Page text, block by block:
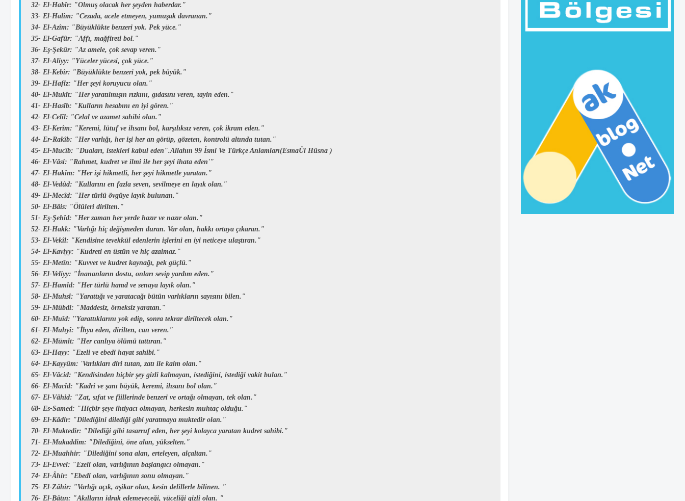
32- El-Habîr: "Olmuş olacak her şeyden haberdar."
33- El-Halîm: "Cezada, acele etmeyen, yumuşak davranan."
34- El-Azîm: "Büyüklükte benzeri yok. Pek yüce."
35- El-Gafûr: "Affı, mağfireti bol."
36- Eş-Şekûr: "Az amele, çok sevap veren."
37- El-Aliyy: "Yüceler yücesi, çok yüce."
38- El-Kebîr: "Büyüklükte benzeri yok, pek büyük."
39- El-Hafîz: "Her şeyi koruyucu olan."
40- El-Mukît: "Her yaratılmışın rızkını, gıdasını veren, tayin eden."
41- El-Hasîb: "Kulların hesabını en iyi gören."
42- El-Celîl: "Celal ve azamet sahibi olan."
43- El-Kerîm: "Keremi, lütuf ve ihsanı bol, karşılıksız veren, çok ikram eden."
44- Er-Rakîb: "Her varlığı, her işi her an görüp, gözeten, kontrolü altında tutan."
45- El-Mucîb: "Duaları, istekleri kabul eden".Allahın 99 İsmi Ve Türkçe Anlamları(EsmaÜl Hüsna )
46- El-Vâsi: "Rahmet, kudret ve ilmi ile her şeyi ihata eden'"
47- El-Hakîm: "Her işi hikmetli, her şeyi hikmetle yaratan."
48- El-Vedûd: "Kullarını en fazla seven, sevilmeye en layık olan."
49- El-Mecîd: "Her türlü övgüye layık bulunan."
50- El-Bâis: "Ölüleri dirilten."
51- Eş-Şehîd: "Her zaman her yerde hazır ve nazır olan."
52- El-Hakk: "Varlığı hiç değişmeden duran. Var olan, hakkı ortaya çıkaran."
53- El-Vekîl: "Kendisine tevekkül edenlerin işlerini en iyi neticeye ulaştıran."
54- El-Kaviyy: "Kudreti en üstün ve hiç azalmaz."
55- El-Metîn: "Kuvvet ve kudret kaynağı, pek güçlü."
56- El-Veliyy: "İnananların dostu, onları sevip yardım eden."
57- El-Hamîd: "Her türlü hamd ve senaya layık olan."
58- El-Muhsî: "Yarattığı ve yaratacağı bütün varlıkların sayısını bilen."
59- El-Mübdi: "Maddesiz, örneksiz yaratan."
60- El-Muîd: ''Yarattıklarını yok edip, sonra tekrar diriltecek olan."
61- El-Muhyî: "İhya eden, dirilten, can veren."
62- El-Mümît: "Her canlıya ölümü tattıran."
63- El-Hayy: "Ezeli ve ebedi hayat sahibi."
64- El-Kayyûm: 'Varlıkları diri tutan, zatı ile kaim olan."
65- El-Vâcid: "Kendisinden hiçbir şey gizli kalmayan, istediğini, istediği vakit bulan."
66- El-Macîd: "Kadri ve şanı büyük, keremi, ihsanı bol olan."
67- El-Vâhid: "Zat, sıfat ve fiillerinde benzeri ve ortağı olmayan, tek olan."
68- Es-Samed: "Hiçbir şeye ihtiyacı olmayan, herkesin muhtaç olduğu."
69- El-Kâdir: "Dilediğini dilediği gibi yaratmaya muktedir olan."
70- El-Muktedir: "Dilediği gibi tasarruf eden, her şeyi kolayca yaratan kudret sahibi."
71- El-Mukaddim: "Dilediğini, öne alan, yükselten."
72- El-Muahhir: "Dilediğini sona alan, erteleyen, alçaltan."
73- El-Evvel: "Ezeli olan, varlığının başlangıcı olmayan."
74- El-Âhir: "Ebedi olan, varlığının sonu olmayan."
75- El-Zâhir: "Varlığı açık, aşikar olan, kesin delillerle bilinen. "
76- El-Bâtın: "Akılların idrak edemeyeceği, yüceliği gizli olan. "